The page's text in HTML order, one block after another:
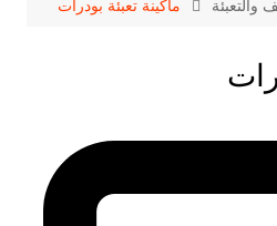
والتعبئة ماكينة تعبئة بودرات